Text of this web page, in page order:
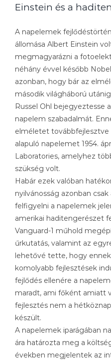
Einstein és a
A napelemek
állomása Albert Einstein
megmagyarázni a
néhány évvel később
azonban, hogy bár az
második világháború
Russel Ohl bejegyeztesse
napelem szabadalmát.
elméletet továbbfejlesztve
alapuló napelemet 1954.
Laboratories, amelyhez
szükség volt.
Habár ezek valóban
nyilvánosság azonban
felfigyelni a napelemek
amerikai haditengerészet
Vanguard-1 műhold
űrkutatás, valamint az
lehetővé tette, hogy
komolyabb fejlesztések
fejlődés ellenére a
maradt, ami főként amiatt
fejlesztés nem a
készült.
A napelemek iparágában
ára határozta meg a
években megjelentek az